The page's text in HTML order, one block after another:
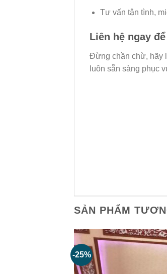
Tư vấn tận tình,
Liên hệ ngay
Đừng chần chừ, hãy
luôn sẵn sàng phục
SẢN PHẨM
-25%